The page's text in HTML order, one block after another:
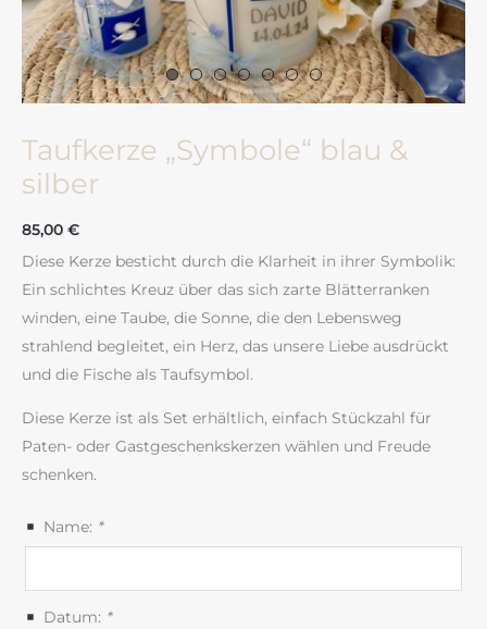
Taufkerze „Symbole“ blau &
silber
85,00 €
Diese Kerze besticht durch die Klarheit in ihrer Symbolik:
Ein schlichtes Kreuz über das sich zarte Blätterranken
winden, eine Taube, die Sonne, die den Lebensweg
strahlend begleitet, ein Herz, das unsere Liebe ausdrückt
und die Fische als Taufsymbol.
Diese Kerze ist als Set erhältlich, einfach Stückzahl für
Paten- oder Gastgeschenkskerzen wählen und Freude
schenken.
Name: *
Datum: *